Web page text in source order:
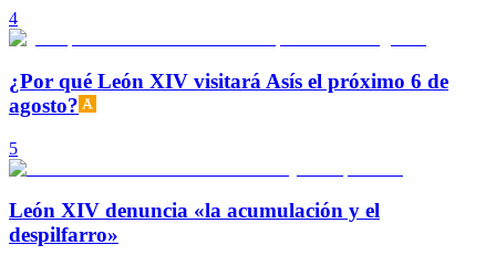
4
¿Por qué León XIV visitará Asís el próximo 6 de
agosto?
5
León XIV denuncia «la acumulación y el
despilfarro»